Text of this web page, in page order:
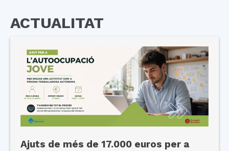
ACTUALITAT
Ajuts de més de 17.000 euros per a